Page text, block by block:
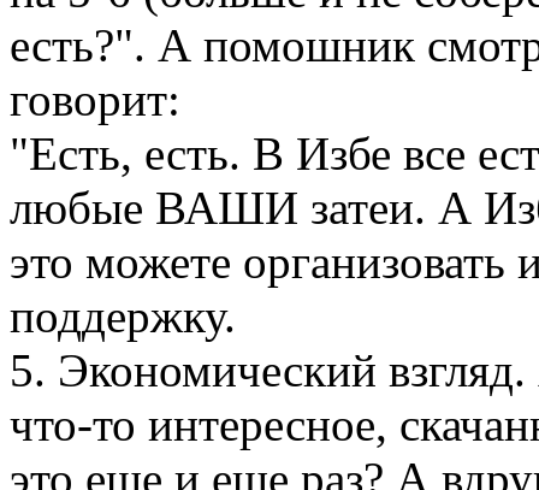
есть?". А помошник
говорит:
"Есть, есть. В Избе все
любые ВАШИ затеи. А
это можете
поддержку.
5. Экономический
что-то интересное,
это еще и еще раз? А